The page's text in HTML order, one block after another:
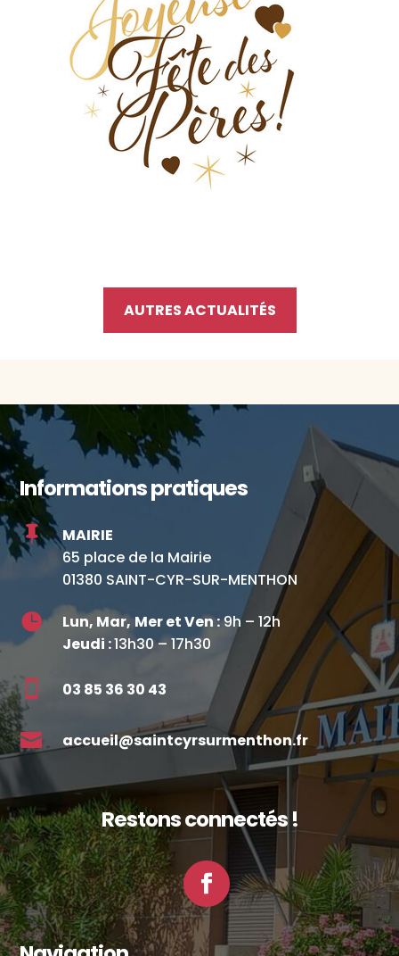
AUTRES ACTUALITÉS
Informations pratiques

MAIRIE
65 place de la Mairie
01380 SAINT-CYR-SUR-MENTHON
 Lun, Mar,Mer et Ven :9h – 12h
Jeudi :13h30 – 17h30
 03 85 36 30 43
 accueil@saintcyrsurmenthon.fr
Restons connectés !
Facebook